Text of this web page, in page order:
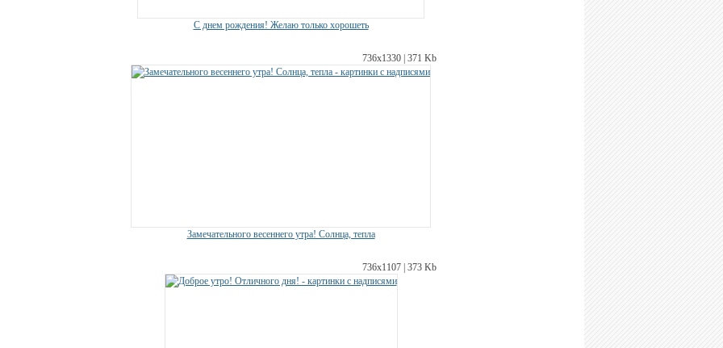
С днем рождения! Желаю только хорошеть
736х1330 | 371 Kb
Замечательного весеннего утра! Солнца, тепла
736х1107 | 373 Kb